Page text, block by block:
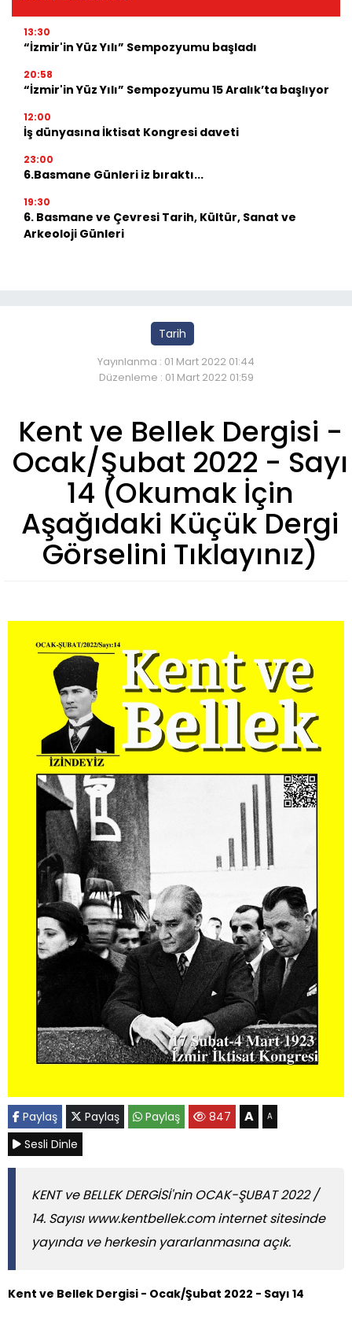
13:30
“İzmir'in Yüz Yılı” Sempozyumu başladı
20:58
“İzmir'in Yüz Yılı” Sempozyumu 15 Aralık’ta başlıyor
12:00
İş dünyasına İktisat Kongresi daveti
23:00
6.Basmane Günleri iz bıraktı...
19:30
6. Basmane ve Çevresi Tarih, Kültür, Sanat ve
Arkeoloji Günleri
Tarih
Yayınlanma : 01 Mart 2022 01:44
Düzenleme : 01 Mart 2022 01:59
Kent ve Bellek Dergisi -
Ocak/Şubat 2022 - Sayı
14 (Okumak İçin
Aşağıdaki Küçük Dergi
Görselini Tıklayınız)
Paylaş Paylaş Paylaş 847 A A
Sesli Dinle
KENT ve BELLEK DERGİSİ'nin OCAK-ŞUBAT 2022 /
14. Sayısı www.kentbellek.com internet sitesinde
yayında ve herkesin yararlanmasına açık.
Kent ve Bellek Dergisi - Ocak/Şubat 2022 - Sayı 14